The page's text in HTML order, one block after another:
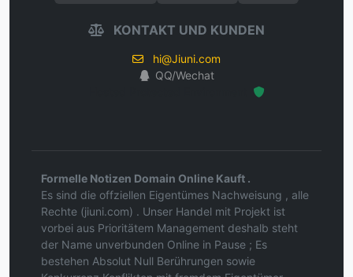
KONTAKT UND KUNDEN
hi@Jiuni.com
QQ/Wechat
Formelle Notizen Domain Online Kauft .
Es sind die offziellen Eigentümes Nachweisung , alle
Rechte (jiuni.com) . Unser Handel mit Projekt ist
vorbei aus Prioritätem Management deshalb steht
der Name unverbunden Online in Pause ; Es
bestehen Absolut Null Berührungen sowie